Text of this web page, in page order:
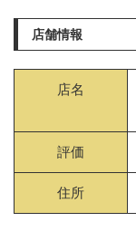
店舗情報
店名
評価
住所